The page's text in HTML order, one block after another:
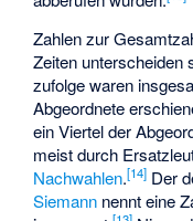
Zahlen zur
Zeiten unterscheiden
zufolge waren
Abgeordnete
ein Viertel der
meist durch
Nachwahlen.[14] Der
Siemann nennt eine